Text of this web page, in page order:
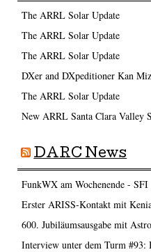
The ARRL Solar Update
The ARRL Solar Update
The ARRL Solar Update
DXer and DXpeditioner Kan
The ARRL Solar Update
New ARRL Santa Clara Valley
DARC News
FunkWX am Wochenende -
Erster ARISS-Kontakt mit
600. Jubiläumsausgabe mit
Interview unter dem Turm #93: